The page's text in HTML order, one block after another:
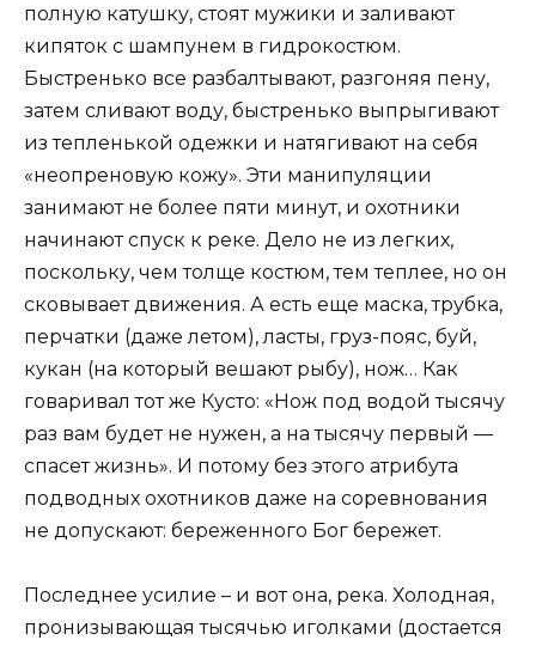
полную катушку, стоят мужики и заливают
кипяток с шампунем в гидрокостюм.
Быстренько все разбалтывают, разгоняя пену,
затем сливают воду, быстренько выпрыгивают
из тепленькой одежки и натягивают на себя
«неопреновую кожу». Эти манипуляции
занимают не более пяти минут, и охотники
начинают спуск к реке. Дело не из легких,
поскольку, чем толще костюм, тем теплее, но он
сковывает движения. А есть еще маска, трубка,
перчатки (даже летом), ласты, груз-пояс, буй,
кукан (на который вешают рыбу), нож… Как
говаривал тот же Кусто: «Нож под водой тысячу
раз вам будет не нужен, а на тысячу первый —
спасет жизнь». И потому без этого атрибута
подводных охотников даже на соревнования
не допускают: береженного Бог бережет.
Последнее усилие – и вот она, река. Холодная,
пронизывающая тысячью иголками (достается